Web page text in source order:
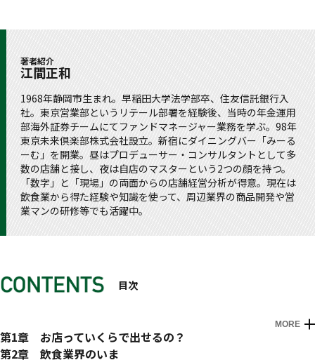
著者紹介
江間正和
1968年静岡市生まれ。早稲田大学法学部卒、住友信託銀行入
社。東京営業部というリテール部署を経験後、当時の年金運用
部海外証券チームにてファンドマネージャー業務を学ぶ。98年
東京未来倶楽部株式会社設立。新宿にダイニングバー「みーる
ーむ」を開業。昼はプロデューサー・コンサルタントとして多
数の店舗と接し、夜は自店のマスターという2つの顔を持つ。
「数字」と「現場」の両面からの店舗経営分析が得意。現在は
飲食業から得た経験や知識を使って、周辺業界の商品開発や営
業マンの研修等でも活躍中。
目次
MORE
はじめに
プロローグ 私でもお店をやれますか・・・・・・？
今の会社で働き続ける？ それとも何かやる？
第1章 お店っていくらで出せるの？
お店の骨格部分 ―賃貸にかかる費用―
第2章 飲食業界のいま